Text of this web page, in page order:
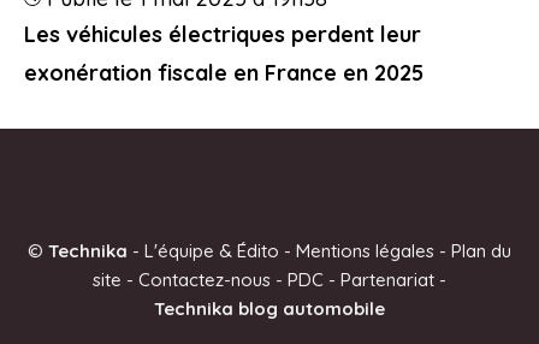
Les véhicules électriques perdent leur
exonération fiscale en France en 2025
© Technika - L'équipe & Édito - Mentions légales - Plan du
site - Contactez-nous - PDC - Partenariat -
Technika blog automobile